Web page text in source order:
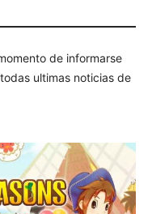
de informarse
ultimas noticias de